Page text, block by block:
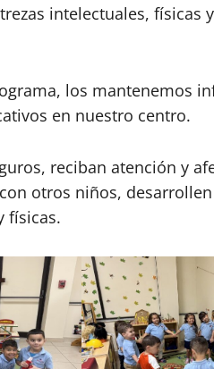
intelectuales, físicas
los mantenemos
en nuestro centro.
reciban atención y
otros niños,
físicas.